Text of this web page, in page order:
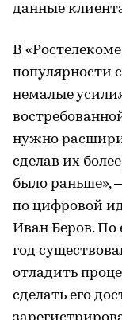
данные
В
популярности
немалые
нужно
сделав их
было раньше»,
по цифровой
Иван Беров. По
год
отладить
сделать его